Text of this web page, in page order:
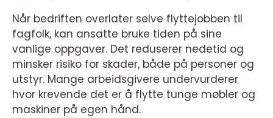
Når bedriften overlater selve flyttejobben til
fagfolk, kan ansatte bruke tiden på sine
vanlige oppgaver. Det reduserer nedetid og
minsker risiko for skader, både på personer og
utstyr. Mange arbeidsgivere undervurderer
hvor krevende det er å flytte tunge møbler og
maskiner på egen hånd.